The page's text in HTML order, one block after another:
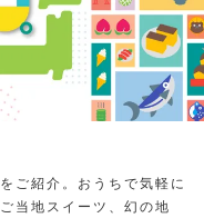
ご紹介。おうちで気軽に
当地スイーツ、幻の地